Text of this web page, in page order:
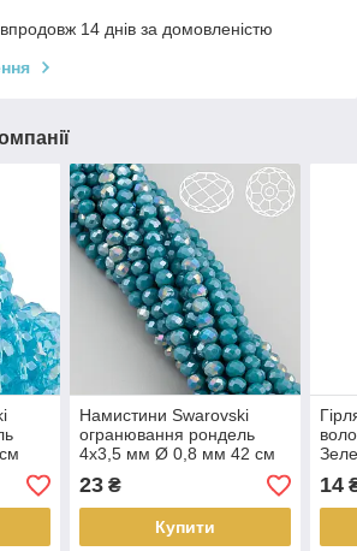
14 днів за домовленістю
Намистини Swarovski
огранювання рондель
4х3,5 мм Ø 0,8 мм 42 см
(+-120 шт.) Блакитний АВ
непрозорий
23₴
Купити
14